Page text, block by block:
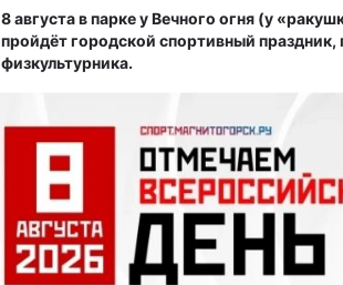
8 августа в парке у Вечного огня (у
пройдёт городской спортивный
физкультурника.